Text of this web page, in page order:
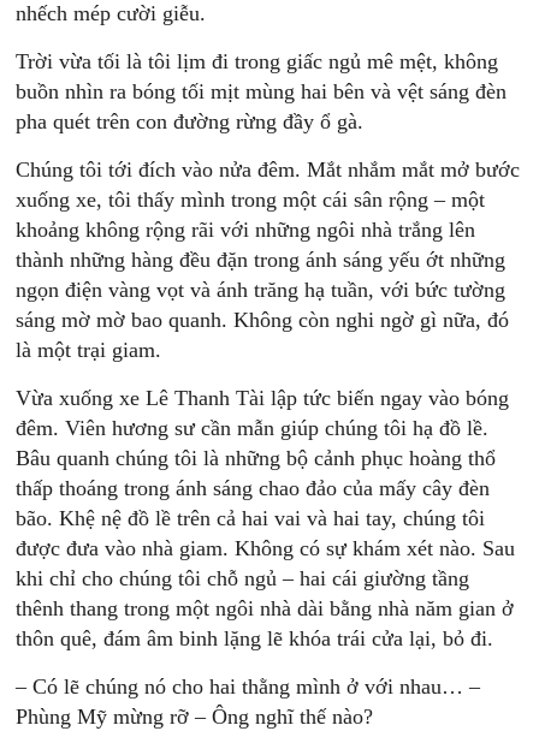
nhếch mép cười giễu.
Trời vừa tối là tôi lịm đi trong giấc ngủ mê mệt, không
buồn nhìn ra bóng tối mịt mùng hai bên và vệt sáng đèn
pha quét trên con đường rừng đầy ổ gà.
Chúng tôi tới đích vào nửa đêm. Mắt nhắm mắt mở bước
xuống xe, tôi thấy mình trong một cái sân rộng – một
khoảng không rộng rãi với những ngôi nhà trắng lên
thành những hàng đều đặn trong ánh sáng yếu ớt những
ngọn điện vàng vọt và ánh trăng hạ tuần, với bức tường
sáng mờ mờ bao quanh. Không còn nghi ngờ gì nữa, đó
là một trại giam.
Vừa xuống xe Lê Thanh Tài lập tức biến ngay vào bóng
đêm. Viên hương sư cần mẫn giúp chúng tôi hạ đồ lề.
Bâu quanh chúng tôi là những bộ cảnh phục hoàng thổ
thấp thoáng trong ánh sáng chao đảo của mấy cây đèn
bão. Khệ nệ đồ lề trên cả hai vai và hai tay, chúng tôi
được đưa vào nhà giam. Không có sự khám xét nào. Sau
khi chỉ cho chúng tôi chỗ ngủ – hai cái giường tầng
thênh thang trong một ngôi nhà dài bằng nhà năm gian ở
thôn quê, đám âm binh lặng lẽ khóa trái cửa lại, bỏ đi.
– Có lẽ chúng nó cho hai thằng mình ở với nhau… –
Phùng Mỹ mừng rỡ – Ông nghĩ thế nào?